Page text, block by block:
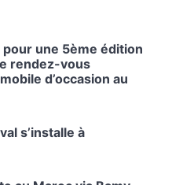
une 5ème édition
rendez-vous
d’occasion au
s’installe à